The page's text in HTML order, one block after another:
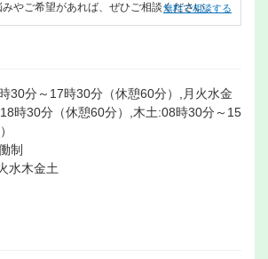
やご希望があれば、ぜひご相談ください。
無料で相談する
30分～17時30分（休憩60分）,月火水金
時30分（休憩60分）,木土:08時30分～15
制
水木金土